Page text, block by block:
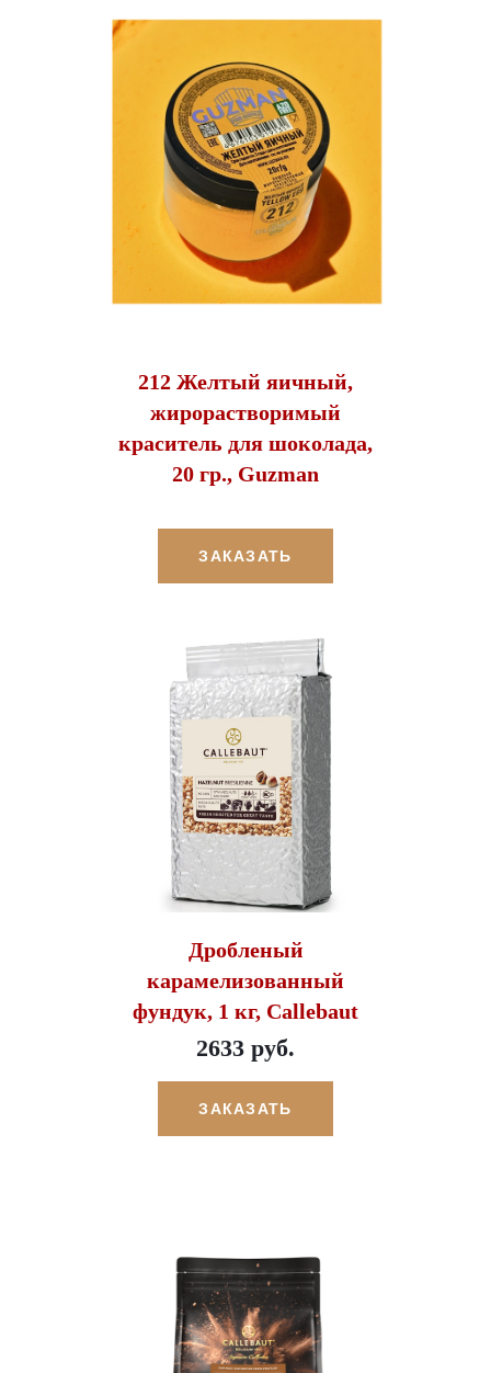
212 Желтый яичный,
жирорастворимый
краситель для шоколада,
20 гр., Guzman
ЗАКАЗАТЬ
Дробленый
карамелизованный
фундук, 1 кг, Callebaut
2633 руб.
ЗАКАЗАТЬ